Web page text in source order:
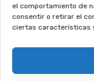
el comportamiento de
consentir o retirar el
ciertas características
derechos.
sin